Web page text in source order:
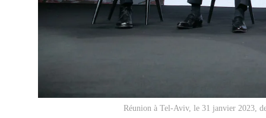
Réunion à Tel-Aviv, le 31 janvier 2023,